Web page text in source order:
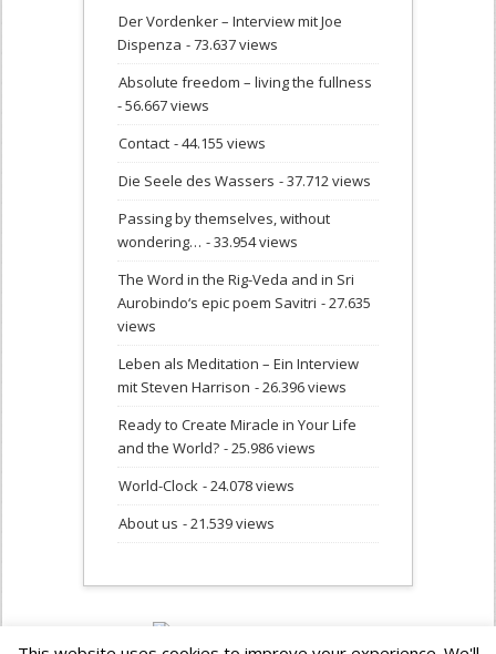
Der Vordenker – Interview mit Joe
Dispenza - 73.637 views
Absolute freedom – living the fullness
- 56.667 views
Contact - 44.155 views
Die Seele des Wassers - 37.712 views
Passing by themselves, without
wondering… - 33.954 views
The Word in the Rig-Veda and in Sri
Aurobindo‘s epic poem Savitri - 27.635
views
Leben als Meditation – Ein Interview
mit Steven Harrison - 26.396 views
Ready to Create Miracle in Your Life
and the World? - 25.986 views
World-Clock - 24.078 views
About us - 21.539 views